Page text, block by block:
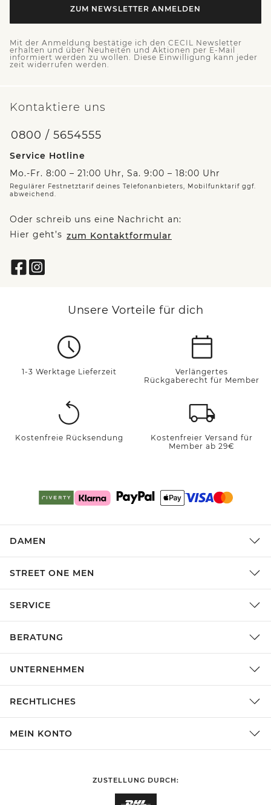
ZUM NEWSLETTER ANMELDEN
Mit der Anmeldung bestätige ich den CECIL Newsletter
erhalten und über Neuheiten und Aktionen per E-Mail
informiert werden zu wollen. Diese Einwilligung kann jeder
zeit widerrufen werden.
Kontaktiere uns
0800 / 5654555
Service Hotline
Mo.-Fr. 8:00 – 21:00 Uhr, Sa. 9:00 – 18:00 Uhr
Regulärer Festnetztarif deines Telefonanbieters, Mobilfunktarif ggf.
abweichend.
Oder schreib uns eine Nachricht an:
Hier geht’s zum Kontaktformular
Unsere Vorteile für dich
1-3 Werktage Lieferzeit
Verlängertes
Rückgaberecht für Member
Kostenfreie Rücksendung
Kostenfreier Versand für
Member ab 29€
DAMEN
STREET ONE MEN
SERVICE
BERATUNG
UNTERNEHMEN
RECHTLICHES
MEIN KONTO
ZUSTELLUNG DURCH: